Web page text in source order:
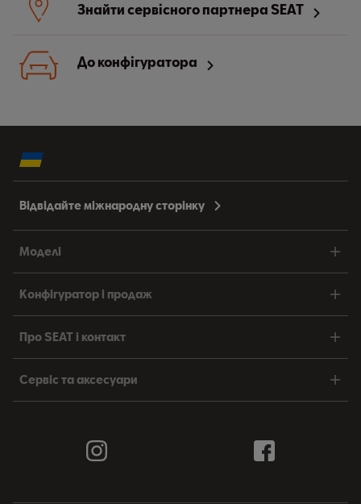
Знайти сервісного партнера SEAT
До конфігуратора
Відвідайте міжнародну сторінку
Моделі
Конфігуратор і продаж
Про SEAT і контакт
Сервіс та аксесуари